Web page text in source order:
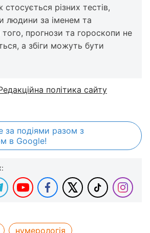
різних тестів,
людини за іменем та
того, прогнози та гороскопи не
а збіги можуть бути
політика сайту
за подіями разом з
в Google!
нумерологія